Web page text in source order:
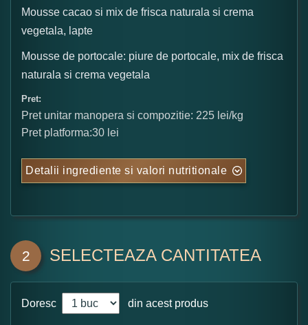
Mousse cacao si mix de frisca naturala si crema
vegetala, lapte
Mousse de portocale: piure de portocale, mix de frisca
naturala si crema vegetala
Pret:
Pret unitar manopera si compozitie: 225 lei/kg
Pret platforma:30 lei
Detalii ingrediente si valori nutritionale
2 SELECTEAZA CANTITATEA
Doresc din acest produs